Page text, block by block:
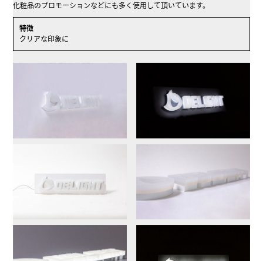
化粧品のプロモーションなどにも多く使用して頂いています。
特徴
クリアな印象に